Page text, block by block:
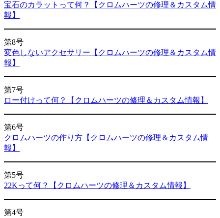
宝石のカラットって何？【クロムハーツの修理＆カスタム情
報】
第8号
変色しないアクセサリー【クロムハーツの修理＆カスタム情
報】
第7号
ロー付けって何？【クロムハーツの修理＆カスタム情報】
第6号
クロムハーツの作り方【クロムハーツの修理＆カスタム情
報】
第5号
22Kって何？【クロムハーツの修理＆カスタム情報】
第4号